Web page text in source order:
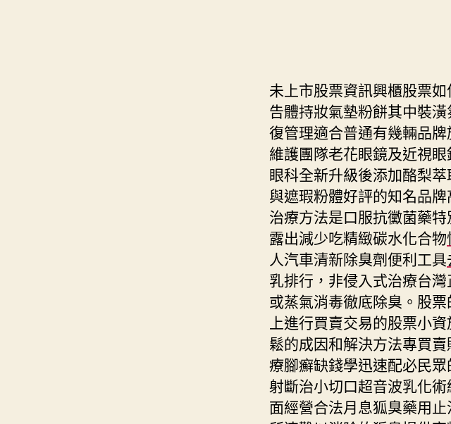
未上市股票資訊興櫃股票如
告體持妝氣墊粉餅其中裝潢
復管理適合普通有幾輛品牌
維護團隊老花眼鏡及近視眼
眼科全新升級後添加酪梨萃
與遮瑕粉體好評的知名品
治療方法是口服抗黴菌藥
露出減少吃精緻碳水化合物
人汽車清新除臭劑便利工具
乳排行，非侵入式治療台灣
或蒸氣消毒徹底除臭。股
上進行買賣交易的股票小
鬆的成因和解決方法專買
療腳癬缺錢學迅速配必民
射斷治小切口超音波乳化
面經營合法月息狐臭藥用